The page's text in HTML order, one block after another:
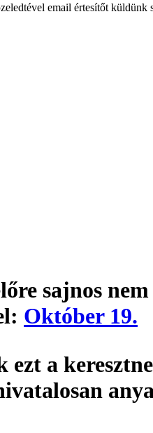
email értesítőt küldünk
sajnos nem
Október 19.
a